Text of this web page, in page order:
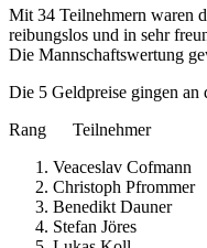
Mit 34 Teilnehmern waren
reibungslos und in sehr
Die Mannschaftswertung
Die 5 Geldpreise gingen
Rang
Veaceslav
Christoph
Benedikt
Stefan